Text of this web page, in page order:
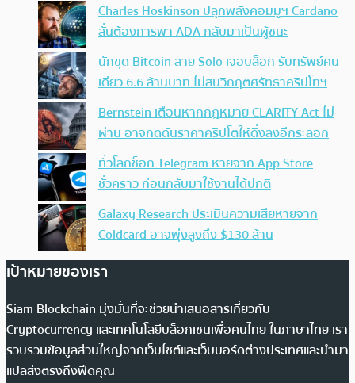
Charles Hoskinson ปลุกพลังคอมมูฯ Cardano
ลั่นต้องการพา ADA กลับมาเป็นผู้ชนะ
นักขุด Bitcoin สาย Solo เจอบล็อก รับทรัพย์คน
เดียว 6.6 ล้านบาท ไม่สนวิกฤตศรัทธาคริปโทฯ
Bernstein เตือนหากกฎหมาย CLARITY Act ไม่
ผ่าน อาจกดดันราคาคริปโตให้ดิ่งลงอีกระลอก
ทั่วโลกช็อก Telegram หายจาก App Store
ชั่วคราว ก่อนกลับมาใช้งานได้ปกติ
Galaxy Research ประเมินความเสียหายจาก
Coldcard อาจพุ่งสูงถึง $130 ล้าน
เป้าหมายของเรา
Siam Blockchain มุ่งมั่นที่จะช่วยนำเสนอสารเกี่ยวกับ
Cryptocurrency และเทคโนโลยีบล็อกเชนเพื่อคนไทย ในภาษาไทย เรา
รวบรวมข้อมูลส่วนใหญ่จากเว็บไซต์และเว็บบอร์ดต่างประเทศและนำมา
แปลส่งตรงถึงฟีดคุณ